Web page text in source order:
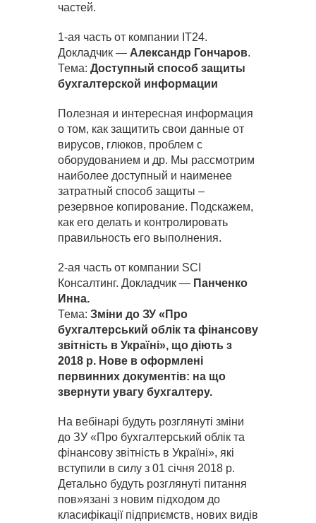
частей.
1-ая часть от компании IT24.
Докладчик — Александр Гончаров.
Тема: Доступный способ защиты
бухгалтерской информации
Полезная и интересная информация
о том, как защитить свои данные от
вирусов, глюков, проблем с
оборудованием и др. Мы рассмотрим
наиболее доступный и наименее
затратный способ защиты –
резервное копирование. Подскажем,
как его делать и контролировать
правильность его выполнения.
2-ая часть от компании SCI
Консалтинг. Докладчик — Панченко
Инна.
Тема: Зміни до ЗУ «Про
бухгалтерський облік та фінансову
звітність в Україні», що діють з
2018 р. Нове в оформлені
первинних документів: на що
звернути увагу бухгалтеру.
На вебінарі будуть розглянуті зміни
до ЗУ «Про бухгалтерський облік та
фінансову звітність в Україні», які
вступили в силу з 01 січня 2018 р.
Детально будуть розглянуті питання
пов»язані з новим підходом до
класифікації підприємств, нових видів